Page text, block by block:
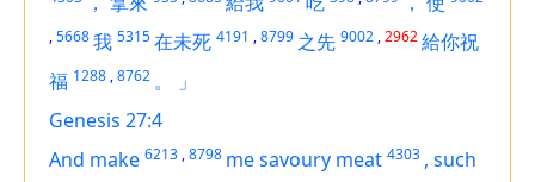
,5668我 5315在未死 4191 ,8799 之先 9002 ,2962給你祝
福 1288 ,8762 。
」
Genesis 27:4
And make 6213 ,8798 me savoury meat 4303 , such